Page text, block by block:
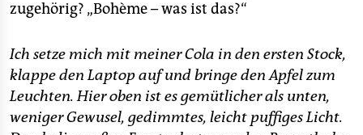
zugehörig? „Bohème – was ist das?“
Ich setze mich mit meiner Cola in den ersten Stock,
klappe den Laptop auf und bringe den Apfel zum
Leuchten. Hier oben ist es gemütlicher als unten,
weniger Gewusel, gedimmtes, leicht puffiges Licht.